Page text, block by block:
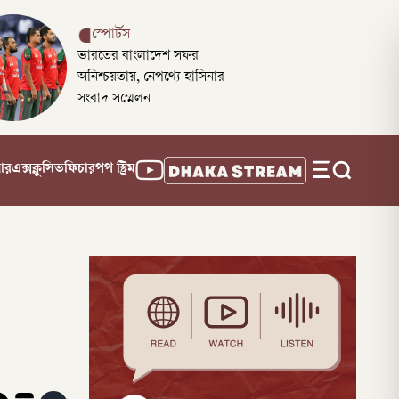
স্পোর্টস
ভারতের বাংলাদেশ সফর
অনিশ্চয়তায়, নেপথ্যে হাসিনার
সংবাদ সম্মেলন
এক্সক্লুসিভফিচারপপ স্ট্রিম